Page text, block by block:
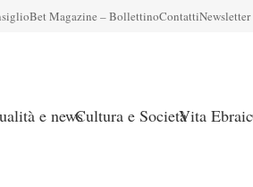
Bet Magazine – BollettinoContattiNewsletter
e newsCultura e SocietàVita